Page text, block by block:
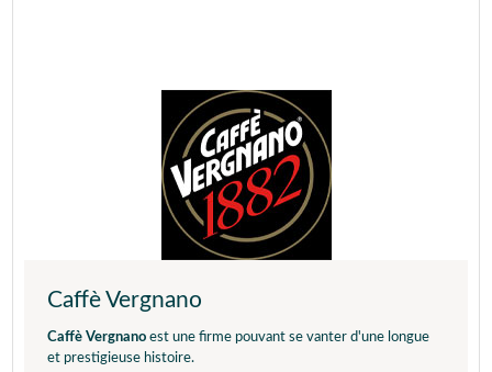
Caffè Vergnano
Caffè Vergnano est une firme pouvant se vanter d'une longue
et prestigieuse histoire.